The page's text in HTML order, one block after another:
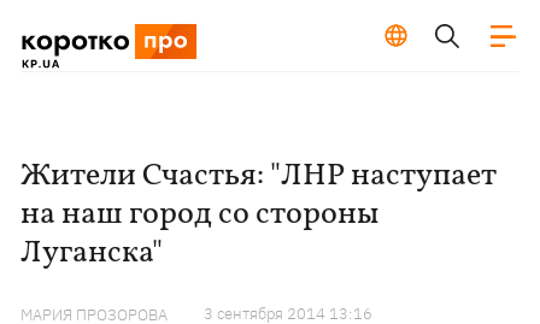
Жители Счастья: "ЛНР наступает
на наш город со стороны
Луганска"
МАРИЯ ПРОЗОРОВА 3 сентября 2014 13:16